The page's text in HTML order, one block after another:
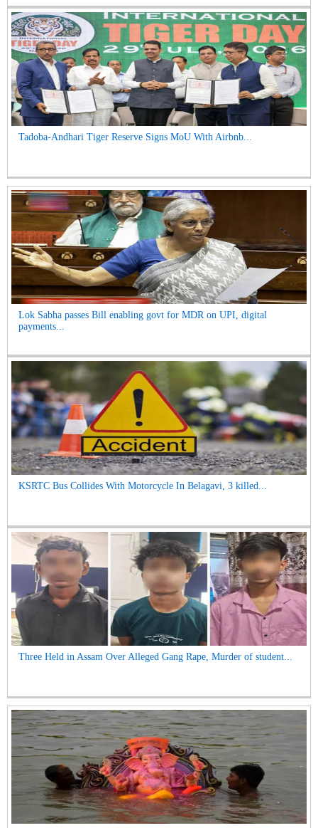
Tadoba-Andhari Tiger Reserve Signs MoU With Airbnb...
Lok Sabha passes Bill enabling govt for MDR on UPI, digital
payments...
KSRTC Bus Collides With Motorcycle In Belagavi, 3 killed...
Three Held in Assam Over Alleged Gang Rape, Murder of student...